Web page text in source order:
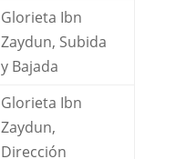
Glorieta Ibn
Zaydun, Subida
y Bajada
Glorieta Ibn
Zaydun,
Dirección